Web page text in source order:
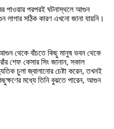
পাওয়ার পরপরই ঘটনাস্থলে আগুন
লাগার সঠিক কারণ এখনো জানা যায়নি।
থেকে বাঁচতে কিছু মানুষ ভবন থেকে
শেফ কেসার সিং জানান, সকাল
চুলা জ্বালানোর চেষ্টা করেন, তখনই
মধ্যে তিনি বুঝতে পারেন, আগুন